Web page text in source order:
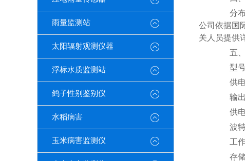
雨量监测站
太阳辐射观测仪器
浮标水质监测站
鸽子性别鉴别仪
水稻病害
玉米病害监测仪
分布式
公司依据国
关人员提供
五、
型号
供电
输出
供电
波特
工作
存储